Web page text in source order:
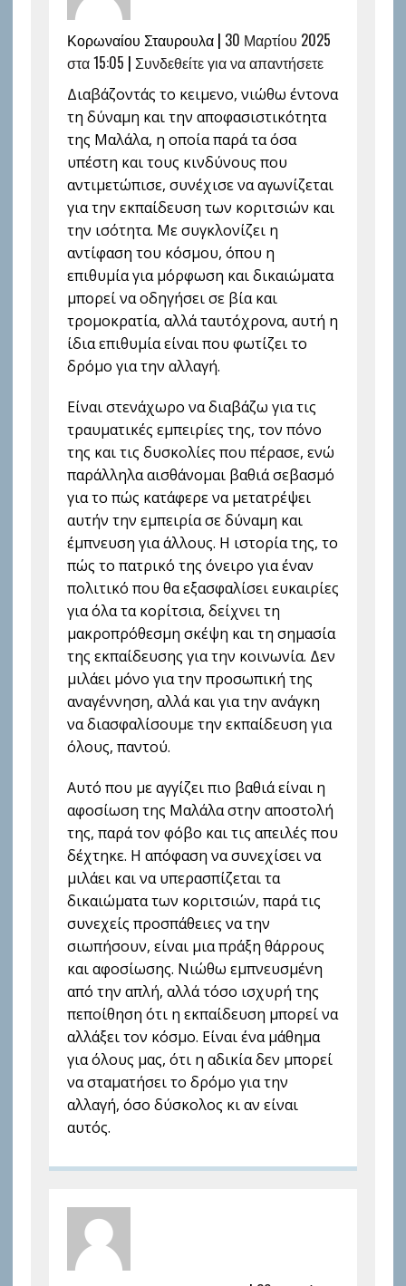
Κορωναίου Σταυρουλα | 30 Μαρτίου 2025
στα 15:05 | Συνδεθείτε για να απαντήσετε
Διαβάζοντάς το κειμενο, νιώθω έντονα
τη δύναμη και την αποφασιστικότητα
της Μαλάλα, η οποία παρά τα όσα
υπέστη και τους κινδύνους που
αντιμετώπισε, συνέχισε να αγωνίζεται
για την εκπαίδευση των κοριτσιών και
την ισότητα. Με συγκλονίζει η
αντίφαση του κόσμου, όπου η
επιθυμία για μόρφωση και δικαιώματα
μπορεί να οδηγήσει σε βία και
τρομοκρατία, αλλά ταυτόχρονα, αυτή η
ίδια επιθυμία είναι που φωτίζει το
δρόμο για την αλλαγή.
Είναι στενάχωρο να διαβάζω για τις
τραυματικές εμπειρίες της, τον πόνο
της και τις δυσκολίες που πέρασε, ενώ
παράλληλα αισθάνομαι βαθιά σεβασμό
για το πώς κατάφερε να μετατρέψει
αυτήν την εμπειρία σε δύναμη και
έμπνευση για άλλους. Η ιστορία της, το
πώς το πατρικό της όνειρο για έναν
πολιτικό που θα εξασφαλίσει ευκαιρίες
για όλα τα κορίτσια, δείχνει τη
μακροπρόθεσμη σκέψη και τη σημασία
της εκπαίδευσης για την κοινωνία. Δεν
μιλάει μόνο για την προσωπική της
αναγέννηση, αλλά και για την ανάγκη
να διασφαλίσουμε την εκπαίδευση για
όλους, παντού.
Αυτό που με αγγίζει πιο βαθιά είναι η
αφοσίωση της Μαλάλα στην αποστολή
της, παρά τον φόβο και τις απειλές που
δέχτηκε. Η απόφαση να συνεχίσει να
μιλάει και να υπερασπίζεται τα
δικαιώματα των κοριτσιών, παρά τις
συνεχείς προσπάθειες να την
σιωπήσουν, είναι μια πράξη θάρρους
και αφοσίωσης. Νιώθω εμπνευσμένη
από την απλή, αλλά τόσο ισχυρή της
πεποίθηση ότι η εκπαίδευση μπορεί να
αλλάξει τον κόσμο. Είναι ένα μάθημα
για όλους μας, ότι η αδικία δεν μπορεί
να σταματήσει το δρόμο για την
αλλαγή, όσο δύσκολος κι αν είναι
αυτός.